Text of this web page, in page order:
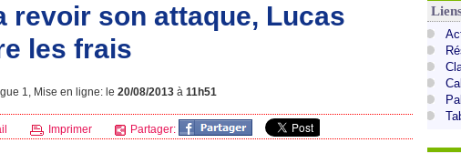
revoir son attaque, Lucas
les frais
1, Mise en ligne: le 20/08/2013 à 11h51
Imprimer Partager: